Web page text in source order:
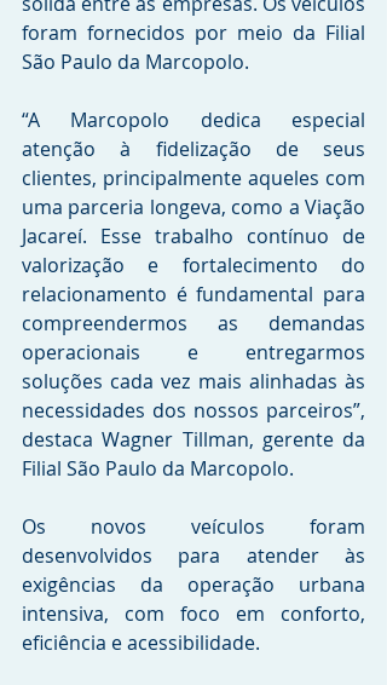
foram fornecidos por meio da Filial
São Paulo da Marcopolo.
“A Marcopolo dedica especial
atenção à fidelização de seus
clientes, principalmente aqueles com
uma parceria longeva, como a Viação
Jacareí. Esse trabalho contínuo de
valorização e fortalecimento do
relacionamento é fundamental para
compreendermos as demandas
operacionais e entregarmos
soluções cada vez mais alinhadas às
necessidades dos nossos parceiros”,
destaca Wagner Tillman, gerente da
Filial São Paulo da Marcopolo.
Os novos veículos foram
desenvolvidos para atender às
exigências da operação urbana
intensiva, com foco em conforto,
eficiência e acessibilidade.